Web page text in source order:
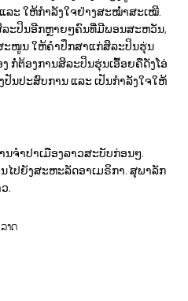
ລະ ໃຫ້ກຳລັງໃຈຢ່າງສະໝ່ຳສະເໝີ.
ລະປິນອີກຫຼາຍໆຄົນທີ່ມີພອນສະຫວັນ,
ະໜູນ ໃຫ້ຄໍາປຶກສາແກ່ສິລະປິນຮຸ່ນ
ກໍ່ຕ້ອງການສິລະປິນຮຸ່ນເອື້ອຍຄືດັ່ງໂອ່
ປັນປະສົບການ ແລະ ເປັນກຳລັງໃຈໃຫ້
ຈໍາປາ​ເມືອງ​ລາວສະບັບກ່ອນໆ.
ໄປຍັງສະຫະລັດອາເມຣິກາ. ສຸພາລັກ
.
າດ